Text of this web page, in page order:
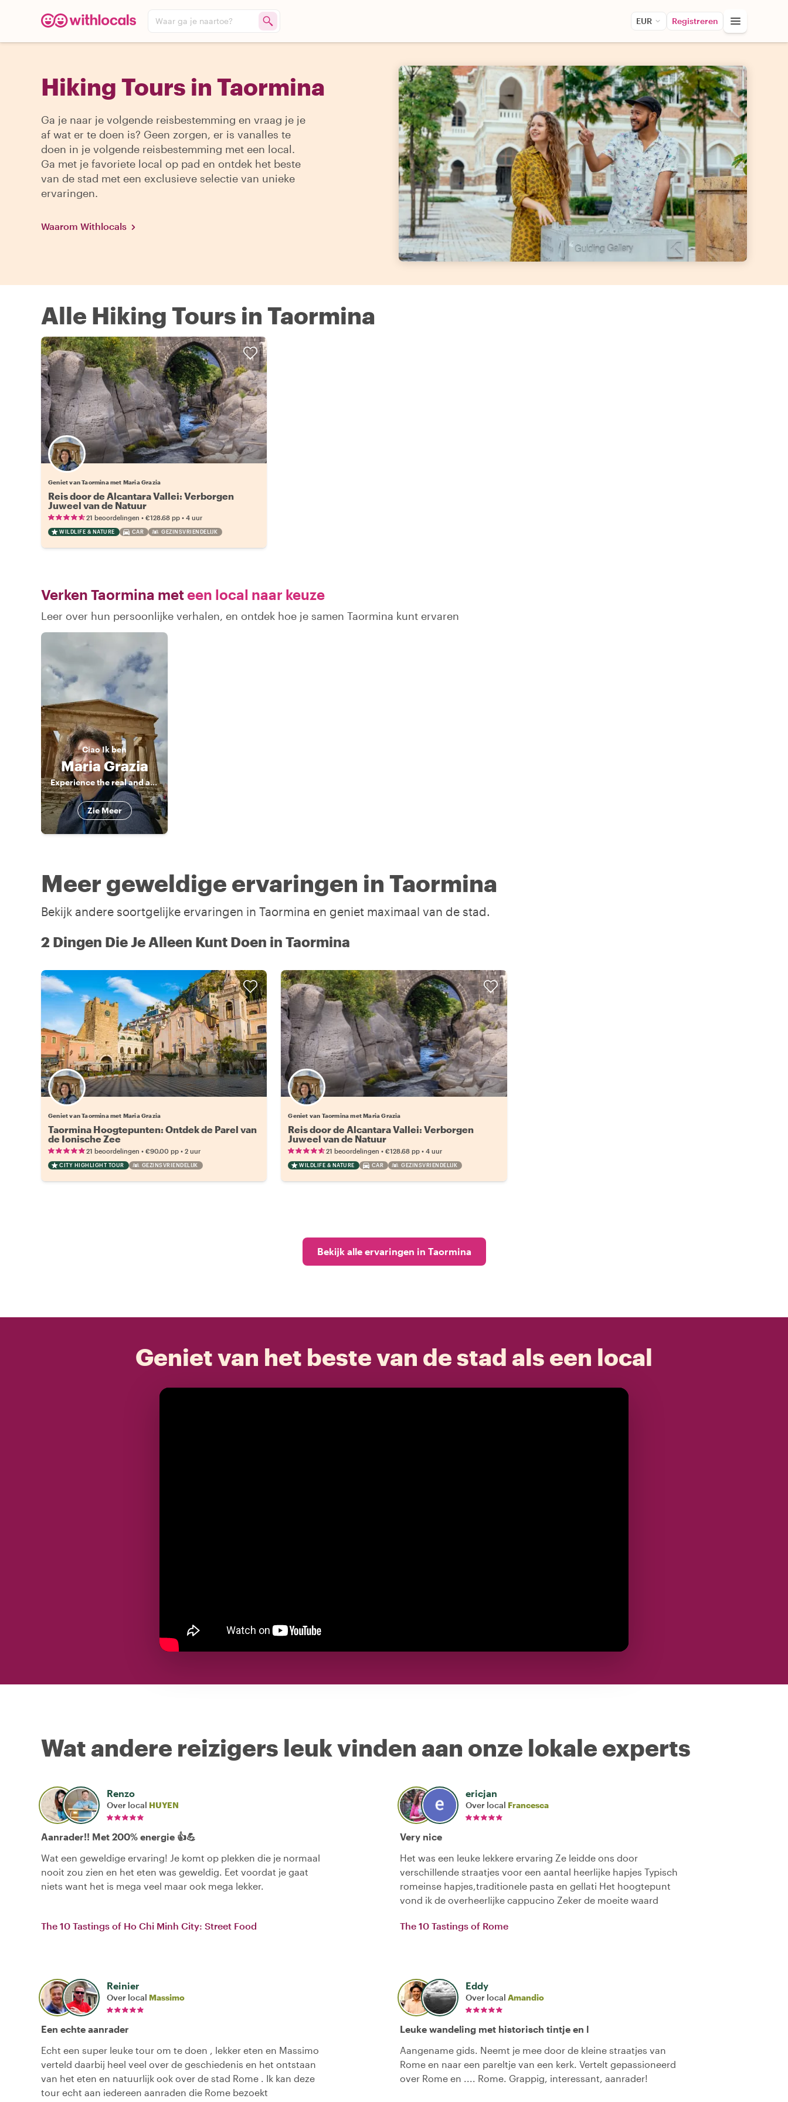
Waar ga je naartoe? EUR Registreren
Hiking Tours in Taormina
Ga je naar je volgende reisbestemming en vraag je je
af wat er te doen is? Geen zorgen, er is vanalles te
doen in je volgende reisbestemming met een local.
Ga met je favoriete local op pad en ontdek het beste
van de stad met een exclusieve selectie van unieke
ervaringen.
Waarom Withlocals
Alle Hiking Tours in Taormina
Geniet van Taormina met Maria Grazia
Reis door de Alcantara Vallei: Verborgen
Juweel van de Natuur
21 beoordelingen • €128.68 pp • 4 uur
WILDLIFE & NATURE CAR GEZINSVRIENDELIJK
Verken Taormina meteen local naar keuze
Leer over hun persoonlijke verhalen, en ontdek hoe je samen Taormina kunt ervaren
CiaoIk ben
Maria Grazia
Experience the real and authentic Sicily
Zie Meer
Meer geweldige ervaringen in Taormina
Bekijk andere soortgelijke ervaringen in Taormina en geniet maximaal van de stad.
2 Dingen Die Je Alleen Kunt Doen in Taormina
Geniet van Taormina met Maria Grazia
Taormina Hoogtepunten: Ontdek de Parel van
de Ionische Zee
21 beoordelingen • €90.00 pp • 2 uur
CITY HIGHLIGHT TOUR GEZINSVRIENDELIJK
Geniet van Taormina met Maria Grazia
Reis door de Alcantara Vallei: Verborgen
Juweel van de Natuur
21 beoordelingen •€128.68 pp •4 uur
WILDLIFE & NATURE CAR GEZINSVRIENDELIJK
Bekijk alle ervaringen in Taormina
Geniet van het beste van de stad als een local
Wat andere reizigers leuk vinden aan onze lokale experts
Renzo
Over local HUYEN
Aanrader!! Met 200% energie 👍💪
Wat een geweldige ervaring! Je komt op plekken die je normaal
nooit zou zien en het eten was geweldig. Eet voordat je gaat
niets want het is mega veel maar ook mega lekker.
The 10 Tastings of Ho Chi Minh City: Street Food
ericjan
Over local Francesca
Very nice
Het was een leuke lekkere ervaring Ze leidde ons door
verschillende straatjes voor een aantal heerlijke hapjes Typisch
romeinse hapjes,traditionele pasta en gellati Het hoogtepunt
vond ik de overheerlijke cappucino Zeker de moeite waard
The 10 Tastings of Rome
Reinier
Over local Massimo
Een echte aanrader
Echt een super leuke tour om te doen , lekker eten en Massimo
verteld daarbij heel veel over de geschiedenis en het ontstaan
van het eten en natuurlijk ook over de stad Rome . Ik kan deze
tour echt aan iedereen aanraden die Rome bezoekt
Eddy
Over local Amandio
Leuke wandeling met historisch tintje en l
Aangename gids. Neemt je mee door de kleine straatjes van
Rome en naar een pareltje van een kerk. Vertelt gepassioneerd
over Rome en .... Rome. Grappig, interessant, aanrader!